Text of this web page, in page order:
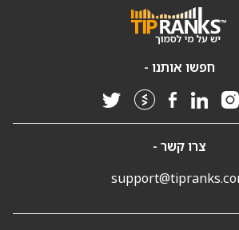
חפשו אותנו -
צרו קשר -